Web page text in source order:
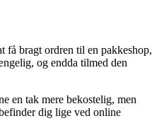
få bragt ordren til en pakkeshop,
og endda tilmed den
en tak mere bekostelig, men
dig lige ved online